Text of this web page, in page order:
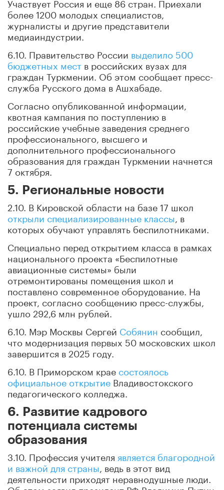
более 1200 молодых специалистов,
журналисты и другие представители
медиаиндустрии.
6.10. Правительство России выделило 500
бюджетных мест в российских вузах для
граждан Туркмении. Об этом сообщает пресс-
служба Русского дома в Ашхабаде.
Согласно опубликованной информации,
квотная кампания по поступлению в
российские учебные заведения среднего
профессионального, высшего и
дополнительного профессионального
образования для граждан Туркмении начнется
7 октября.
5. Региональные новости
2.10. В Кировской области на базе 17 школ
открыли специализированные классы , в
которых обучают управлять беспилотниками.
Специально перед открытием класса в рамках
национального проекта «Беспилотные
авиационные системы» были
отремонтированы помещения школ и
поставлено современное оборудование. На
проект, согласно сообщению пресс-службы,
ушло 292,6 млн рублей.
6.10. Мэр Москвы Сергей Собянин сообщил,
что модернизация первых 50 московских школ
завершится в 2025 году.
6.10. В Приморском крае состоялось
официальное открытие Владивостокского
педагогического колледжа.
6. Развитие кадрового
потенциала системы
образования
3.10. Профессия учителя является благородной
и важной для страны , ведь в этот вид
деятельности приходят неравнодушные люди.